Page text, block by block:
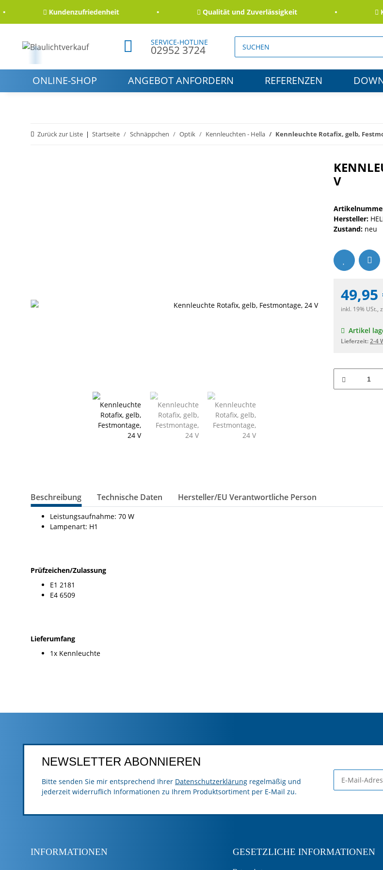
Kundenzufriedenheit Qualität und Zuverlässigkeit
SERVICE-HOTLINE
02952 3724
ONLINE-SHOP ANGEBOT ANFORDERN REFERENZEN
Zurück zur Liste Startseite Schnäppchen Optik Kennleuchten - Hella Kennleuchte Rotafix, gelb,
V
Hersteller:
Zustand: neu
49,95
inkl. 19% USt.,
Artikel
Lieferzeit:2-4
Beschreibung Technische Daten Hersteller/EU Verantwortliche Person
Leistungsaufnahme: 70 W
Lampenart: H1
Prüfzeichen/Zulassung
E1 2181
E4 6509
Lieferumfang
1x Kennleuchte
NEWSLETTER ABONNIEREN
Bitte senden Sie mir entsprechend Ihrer Datenschutzerklärung regelmäßig und
jederzeit widerruflich Informationen zu Ihrem Produktsortiment per E-Mail zu.
INFORMATIONEN GESETZLICHE INFORMATIONEN